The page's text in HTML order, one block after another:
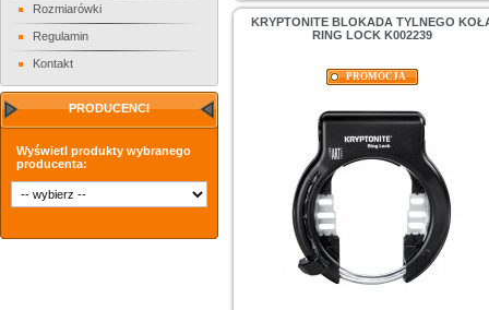
Rozmiarówki
Regulamin
Kontakt
PRODUCENCI
Wyświetl produkty wybranego
producenta:
KRYPTONITE BLOKADA TYLNEGO
RING LOCK K002239
PROMOCJA